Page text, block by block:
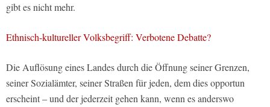
gibt es nicht mehr.
Ethnisch-kultureller Volksbegriff: Verbotene Debatte?
Die Auflösung eines Landes durch die Öffnung seiner Grenzen,
seiner Sozialämter, seiner Straßen für jeden, dem dies opportun
erscheint – und der jederzeit gehen kann, wenn es anderswo